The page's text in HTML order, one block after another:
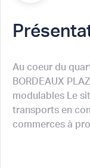
Au coeur du
BORDEAUX
modulables Le
transports en
commerces à